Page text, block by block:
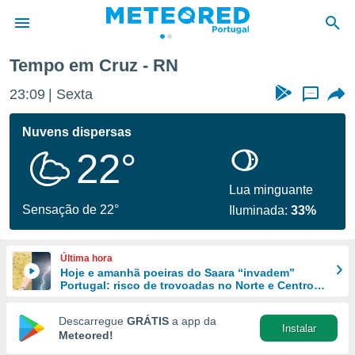
da
foi
fornecidas
a este
das
e
forma
digital
Tempo em Cruz - RN
23:09 Sexta ...
Nuvens dispersas
22°
Sensação de 22°
Lua minguante
Iluminada:33%
Última hora
Hoje e amanhã poeiras do Saara “invadem”
Portugal: risco de trovoadas no Norte e Centro
Descarregue GRÁTIS a app da
Meteored!
Instalar